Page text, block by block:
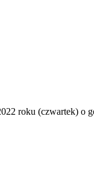
roku (czwartek)